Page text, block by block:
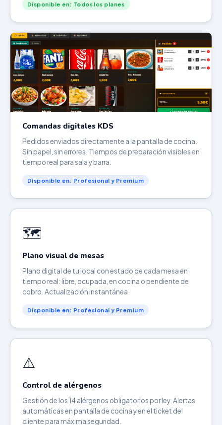
Disponible en: Todos los planes
Comandas digitales KDS
Pedidos enviados directamente a la pantalla de cocina.
Sin papel, sin errores. Tiempos de preparación visibles en
tiempo real para sala y barra.
Disponible en: Profesional y Premium
🗺️
Plano visual de mesas
Plano digital de tu local con estado de cada mesa en
tiempo real: libre, ocupada, en cocina o pendiente de
cobro. Actualización instantánea.
Disponible en: Profesional y Premium
⚠️
Control de alérgenos
Gestión de los 14 alérgenos obligatorios por ley. Alertas
automáticas en pantalla de cocina y en el ticket del
cliente para máxima seguridad.